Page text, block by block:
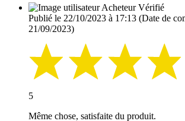
Acheteur Vérifié
Publié le 22/10/2023 à 17:13 (Date de
21/09/2023)
5
Même chose, satisfaite du produit.